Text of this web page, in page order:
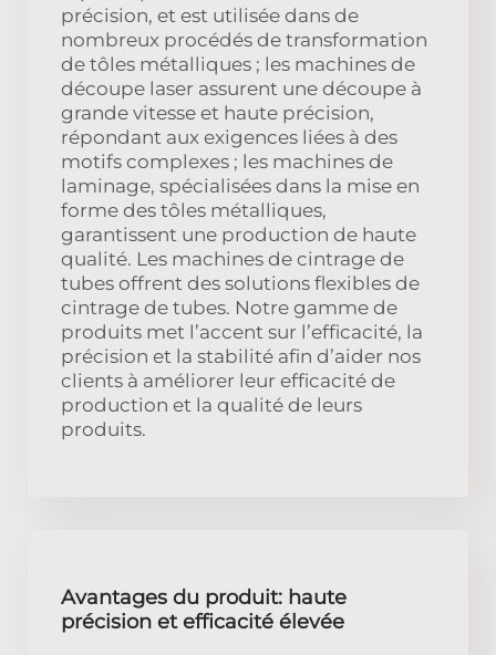
précision, et est utilisée dans de
nombreux procédés de transformation
de tôles métalliques ; les machines de
découpe laser assurent une découpe à
grande vitesse et haute précision,
répondant aux exigences liées à des
motifs complexes ; les machines de
laminage, spécialisées dans la mise en
forme des tôles métalliques,
garantissent une production de haute
qualité. Les machines de cintrage de
tubes offrent des solutions flexibles de
cintrage de tubes. Notre gamme de
produits met l’accent sur l’efficacité, la
précision et la stabilité afin d’aider nos
clients à améliorer leur efficacité de
production et la qualité de leurs
produits.
Avantages du produit: haute
précision et efficacité élevée